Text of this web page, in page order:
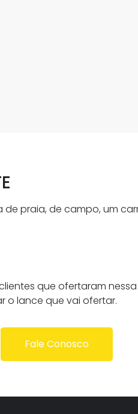
praia, de campo, um
que ofertaram
o lance que vai ofertar.
Fale Conosco